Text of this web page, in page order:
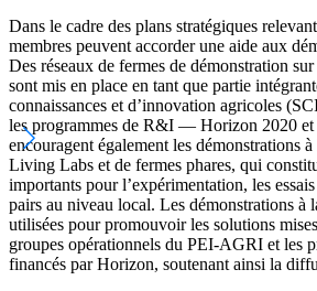
Dans le cadre des plans stratégiques
membres peuvent accorder une aide aux
Des réseaux de fermes de démonstration
sont mis en place en tant que partie
connaissances et d’innovation agricoles
les programmes de R&I — Horizon 2020
encouragent également les démonstrations
Living Labs et de fermes phares, qui
importants pour l’expérimentation, les
pairs au niveau local. Les démonstrations à
utilisées pour promouvoir les solutions
groupes opérationnels du PEI-AGRI et les
financés par Horizon, soutenant ainsi la